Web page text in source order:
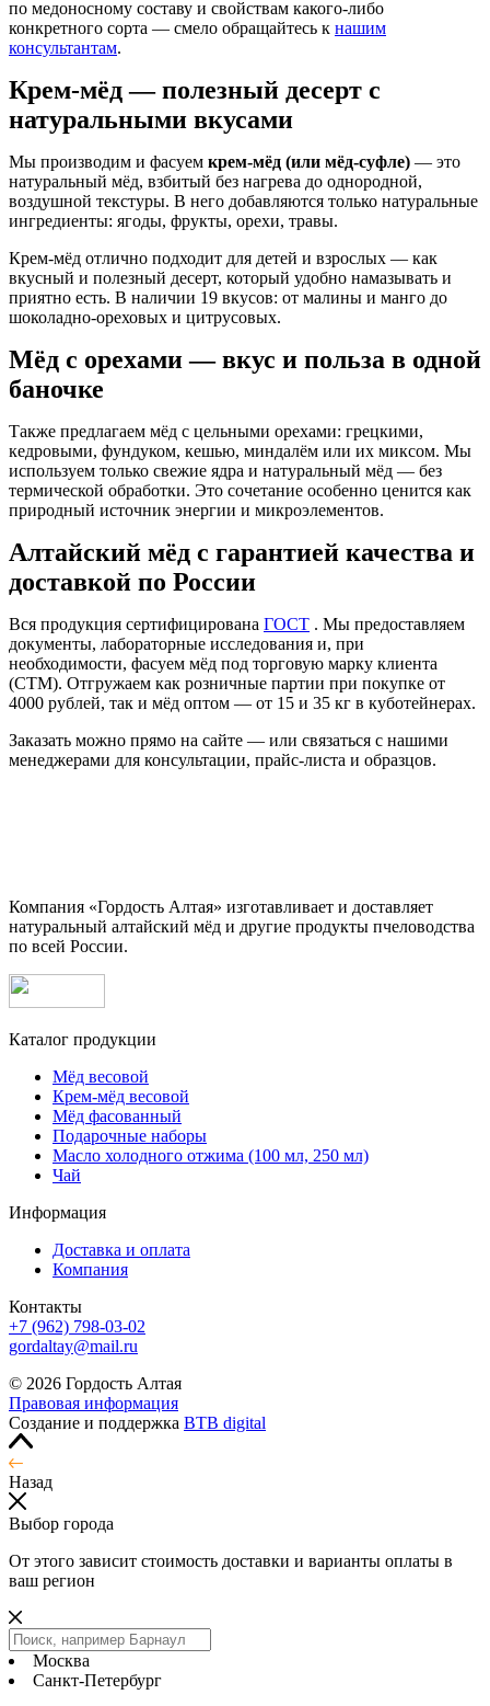
по медоносному составу и свойствам какого-либо
конкретного сорта — смело обращайтесь к нашим
консультантам.
Крем‑мёд — полезный десерт с
натуральными вкусами
Мы производим и фасуем крем‑мёд (или мёд‑суфле) — это
натуральный мёд, взбитый без нагрева до однородной,
воздушной текстуры. В него добавляются только натуральные
ингредиенты: ягоды, фрукты, орехи, травы.
Крем‑мёд отлично подходит для детей и взрослых — как
вкусный и полезный десерт, который удобно намазывать и
приятно есть. В наличии 19 вкусов: от малины и манго до
шоколадно-ореховых и цитрусовых.
Мёд с орехами — вкус и польза в одной
баночке
Также предлагаем мёд с цельными орехами: грецкими,
кедровыми, фундуком, кешью, миндалём или их миксом. Мы
используем только свежие ядра и натуральный мёд — без
термической обработки. Это сочетание особенно ценится как
природный источник энергии и микроэлементов.
Алтайский мёд с гарантией качества и
доставкой по России
Вся продукция сертифицирована ГОСТ . Мы предоставляем
документы, лабораторные исследования и, при
необходимости, фасуем мёд под торговую марку клиента
(СТМ). Отгружаем как розничные партии при покупке от
4000 рублей, так и мёд оптом — от 15 и 35 кг в куботейнерах.
Заказать можно прямо на сайте — или связаться с нашими
менеджерами для консультации, прайс-листа и образцов.
Компания «Гордость Алтая» изготавливает и доставляет
натуральный алтайский мёд и другие продукты пчеловодства
по всей России.
Каталог продукции
Мёд весовой
Крем-мёд весовой
Мёд фасованный
Подарочные наборы
Масло холодного отжима (100 мл, 250 мл)
Чай
Информация
Доставка и оплата
Компания
Контакты
+7 (962) 798-03-02
gordaltay@mail.ru
© 2026 Гордость Алтая
Правовая информация
Создание и поддержка BTB digital
Назад
Выбор города
От этого зависит стоимость доставки и варианты оплаты в
ваш регион
Москва
Санкт-Петербург